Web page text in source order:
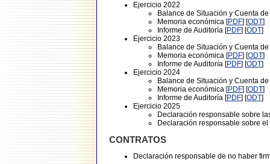
Ejercicio 2022
Balance de Situación y Cuenta
Memoria económica [PDF] [ODT]
Informe de Auditoría [PDF] [ODT]
Ejercicio 2023
Balance de Situación y Cuenta
Memoria económica [PDF] [ODT]
Informe de Auditoría [PDF] [ODT]
Ejercicio 2024
Balance de Situación y Cuenta
Memoria económica [PDF] [ODT]
Informe de Auditoría [PDF] [ODT]
Ejercicio 2025
Declaración responsable sobre
Declaración responsable sobre
CONTRATOS
Declaración responsable de no haber